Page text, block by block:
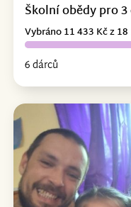
Školní obědy pro
6 dárců
Vybráno 11 433 Kč z